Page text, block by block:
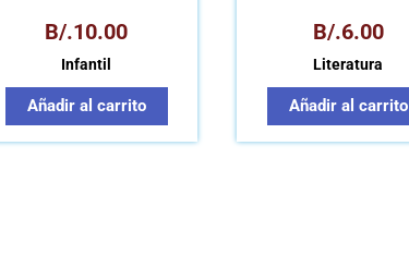
B/.10.00
Infantil
Añadir al carrito
B/.6.00
Literatura
Añadir al carrito